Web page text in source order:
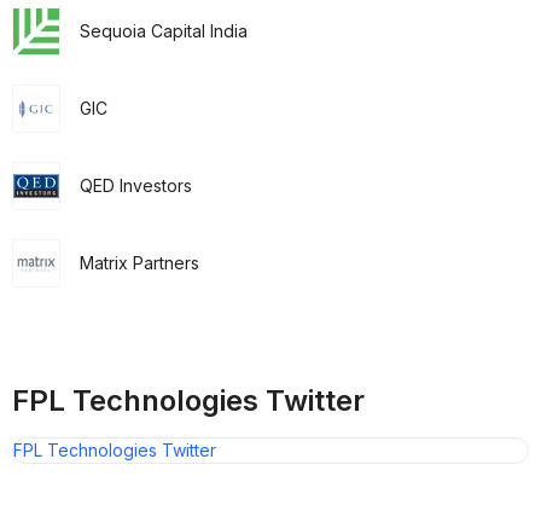
Sequoia Capital India
GIC
QED Investors
Matrix Partners
FPL Technologies Twitter
FPL Technologies Twitter